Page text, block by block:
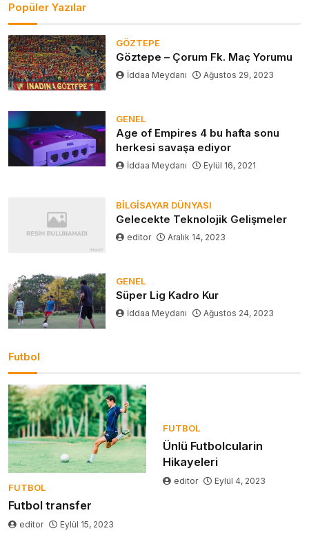
Popüler Yazılar
GÖZTEPE
Göztepe – Çorum Fk. Maç Yorumu
İddaa Meydanı Ağustos 29, 2023
GENEL
Age of Empires 4 bu hafta sonu
herkesi savaşa ediyor
İddaa Meydanı Eylül 16, 2021
BILGISAYAR DÜNYASI
Gelecekte Teknolojik Gelişmeler
editor Aralık 14, 2023
GENEL
Süper Lig Kadro Kur
İddaa Meydanı Ağustos 24, 2023
Futbol
FUTBOL
Futbol transfer
editor Eylül 15, 2023
FUTBOL
Ünlü Futbolcularin
Hikayeleri
editor Eylül 4, 2023